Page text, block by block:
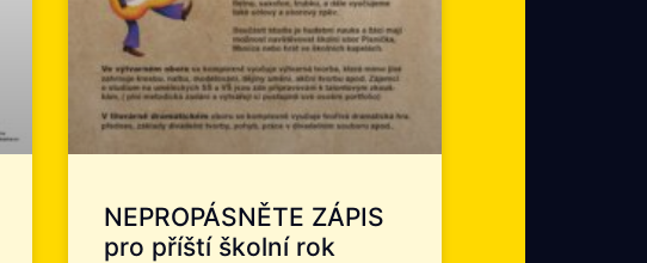
NEPROPÁSNĚTE ZÁPIS
pro příští školní rok